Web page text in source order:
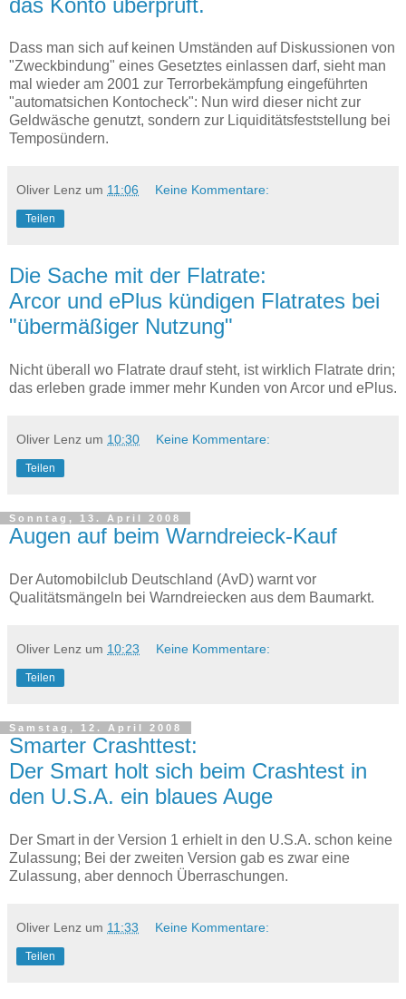
Dass man sich auf keinen Umständen auf Diskussionen von
"Zweckbindung" eines Gesetztes einlassen darf, sieht man
mal wieder am 2001 zur Terrorbekämpfung eingeführten
"automatsichen Kontocheck": Nun wird dieser nicht zur
Geldwäsche genutzt, sondern zur Liquiditätsfeststellung bei
Temposündern.
Oliver Lenz um 11:06 Keine Kommentare:
Teilen
Die Sache mit der Flatrate:
Arcor und ePlus kündigen Flatrates bei
"übermäßiger Nutzung"
Nicht überall wo Flatrate drauf steht, ist wirklich Flatrate drin;
das erleben grade immer mehr Kunden von Arcor und ePlus.
Oliver Lenz um 10:30 Keine Kommentare:
Teilen
Sonntag, 13. April 2008
Augen auf beim Warndreieck-Kauf
Der Automobilclub Deutschland (AvD) warnt vor
Qualitätsmängeln bei Warndreiecken aus dem Baumarkt.
Oliver Lenz um 10:23 Keine Kommentare:
Teilen
Samstag, 12. April 2008
Smarter Crashttest:
Der Smart holt sich beim Crashtest in
den U.S.A. ein blaues Auge
Der Smart in der Version 1 erhielt in den U.S.A. schon keine
Zulassung; Bei der zweiten Version gab es zwar eine
Zulassung, aber dennoch Überraschungen.
Oliver Lenz um 11:33 Keine Kommentare:
Teilen